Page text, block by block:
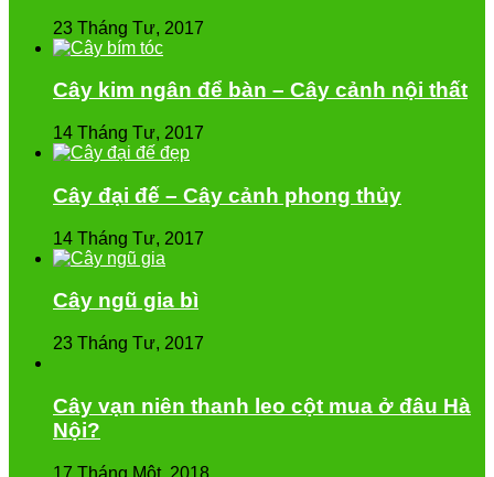
23 Tháng Tư, 2017
Cây kim ngân để bàn – Cây cảnh nội thất
14 Tháng Tư, 2017
Cây đại đế – Cây cảnh phong thủy
14 Tháng Tư, 2017
Cây ngũ gia bì
23 Tháng Tư, 2017
Cây vạn niên thanh leo cột mua ở đâu Hà
Nội?
17 Tháng Một, 2018